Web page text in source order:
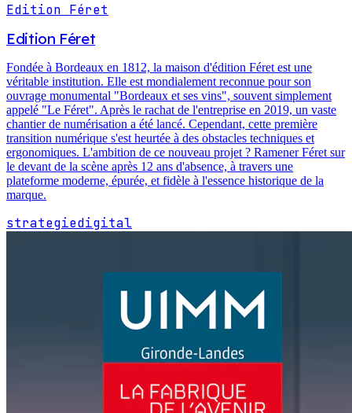
Edition Féret
Edition Féret
Fondée à Bordeaux en 1812, la maison d'édition Féret est une
véritable institution. Elle est mondialement reconnue pour son
ouvrage monumental "Bordeaux et ses vins", souvent simplement
appelé "Le Féret". Après le rachat de l'entreprise en 2019, un vaste
chantier de numérisation a été lancé. Cependant, cette première
transition numérique s'est heurtée à des obstacles techniques et
ergonomiques. L'ambition de ce nouveau projet ? Ramener Féret sur
le devant de la scène après 12 ans d'absence, à travers une
plateforme moderne, épurée, et fidèle à l'essence historique de la
marque.
strategiedigital